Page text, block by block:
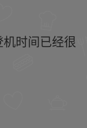
时间已经很